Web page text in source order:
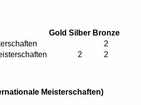
Gold Silber Bronze
2
2 2
Meisterschaften)